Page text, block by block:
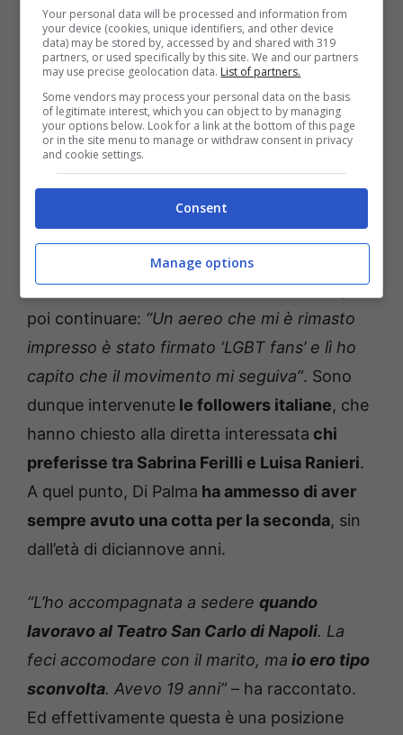
Zeudi Di Palma rivela chi è la sua cotta segreta – credit:
Instagram @zeudidipalma – ot11ot2.it
“Ho notato che ho un seguito a livello
mondiale”– sottolinea Zeudi soddisfatta, per
poi continuare: “Un aereo che mi è rimasto
impresso è stato firmato ‘LGBT fans’ e lì ho
capito che il movimento mi seguiva”. Sono
dunque intervenute le followers italiane, che
hanno chiesto alla diretta interessata chi
preferisse tra Sabrina Ferilli e Luisa Ranieri.
A quel punto, Di Palma ha ammesso di aver
sempre avuto una cotta per la seconda, sin
dall’età di diciannove anni.
“L’ho accompagnata a sedere quando
lavoravo al Teatro San Carlo di Napoli. La
feci accomodare con il marito, ma io ero tipo
sconvolta. Avevo 19 anni” – ha raccontato.
Ed effettivamente questa è una posizione
Your personal data will be processed and information from
your device (cookies, unique identifiers, and other device
data) may be stored by, accessed by and shared with 319
partners, or used specifically by this site. We and our partners
may use precise geolocation data. List of partners.
Some vendors may process your personal data on the basis
of legitimate interest, which you can object to by managing
your options below. Look for a link at the bottom of this page
or in the site menu to manage or withdraw consent in privacy
and cookie settings.
Consent
Manage options